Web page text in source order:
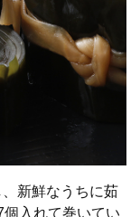
新鮮なうちに茹
入れて巻いてい